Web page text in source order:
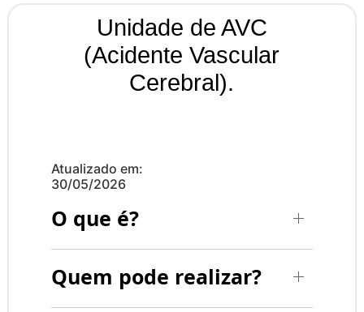
Unidade de AVC
(Acidente Vascular
Cerebral).
Atualizado em:
30/05/2026
O que é?
Quem pode realizar?